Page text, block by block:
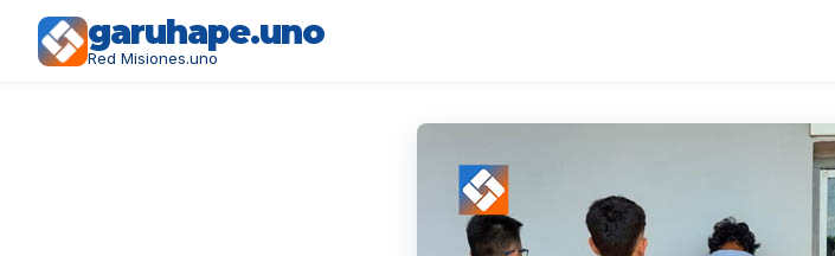
garuhape.uno
Red Misiones.uno